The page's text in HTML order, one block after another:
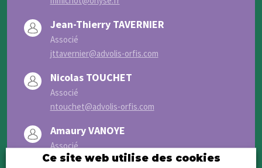
Jean-Thierry TAVERNIER
Associé
jttavernier@advolis-orfis.com
Nicolas TOUCHET
Associé
ntouchet@advolis-orfis.com
Amaury VANOYE
Associé
avanoye@advolis-orfis.com
Ce site web utilise des cookies